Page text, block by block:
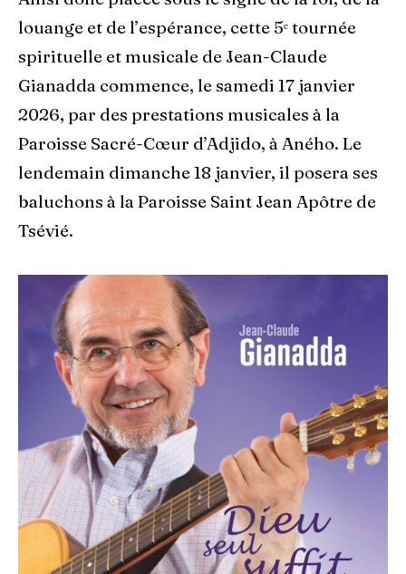
louange et de l’espérance, cette 5ᵉ tournée
spirituelle et musicale de Jean-Claude
Gianadda commence, le samedi 17 janvier
2026, par des prestations musicales à la
Paroisse Sacré-Cœur d’Adjido, à Aného. Le
lendemain dimanche 18 janvier, il posera ses
baluchons à la Paroisse Saint Jean Apôtre de
Tsévié.